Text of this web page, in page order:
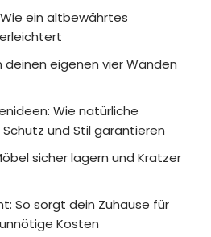
ein altbewährtes
deinen eigenen vier Wänden
Wie natürliche
und Stil garantieren
sicher lagern und Kratzer
So sorgt dein Zuhause für
Kosten